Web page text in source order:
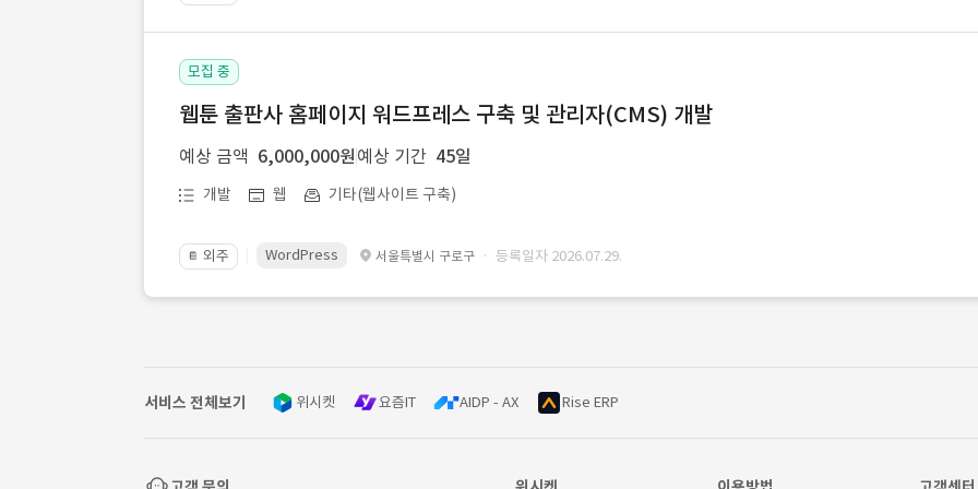
모집 중
웹툰 출판사 홈페이지 워드프레스 구축 및 관리자(CMS) 개발
예상 금액 6,000,000원 예상 기간 45일
개발 웹 기타(웹사이트 구축)
📔 외주 WordPress 서울특별시 구로구 · 등록일자 2026.07.29.
서비스 전체보기 위시켓 요즘IT AIDP - AX Rise ERP